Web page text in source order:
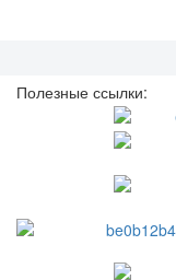
Полезные ссылки: